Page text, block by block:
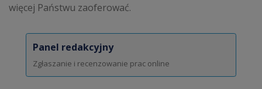
więcej Państwu zaoferować.
Panel redakcyjny
Zgłaszanie i recenzowanie prac online